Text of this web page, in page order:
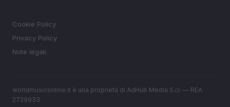
Cookie Policy
Privacy Policy
Note legali
worldmusiconline.it è una proprietà di AdHub Media S.r.l. — REA
2729933